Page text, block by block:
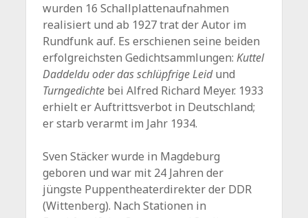
wurden 16 Schallplattenaufnahmen
realisiert und ab 1927 trat der Autor im
Rundfunk auf. Es erschienen seine beiden
erfolgreichsten Gedichtsammlungen:Kuttel
Daddeldu oder das schlüpfrige Leidund
Turngedichte bei Alfred Richard Meyer. 1933
erhielt er Auftrittsverbot in Deutschland;
er starb verarmt im Jahr 1934.
Sven Stäcker wurde in Magdeburg
geboren und war mit 24 Jahren der
jüngste Puppentheaterdirekter der DDR
(Wittenberg). Nach Stationen in